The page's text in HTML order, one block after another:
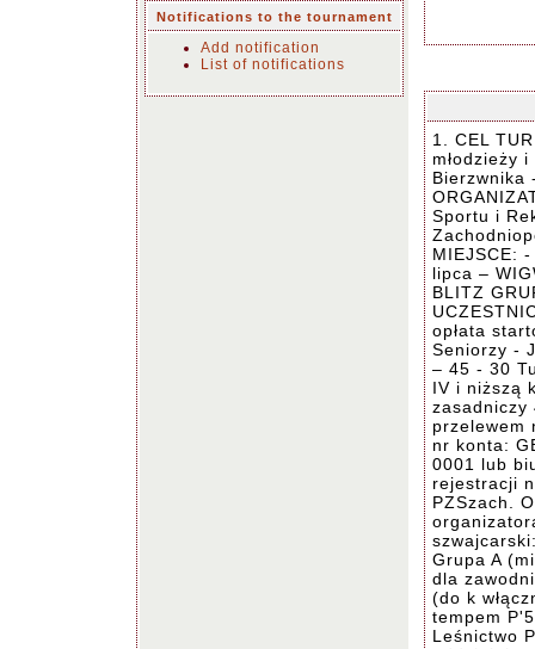
Notifications to the tournament
Add notification
List of notifications
1. CEL
młodzieży
Bierzwnika
Sportu i
MIEJSCE:
lipca –
BLITZ
opłata
Seniorzy -
– 45 - 30
IV i niższą
zasadniczy
przelewem
nr konta:
0001 lub
rejestracji
PZSzach.
Grupa A
dla
(do k
tempem
Leśnictwo